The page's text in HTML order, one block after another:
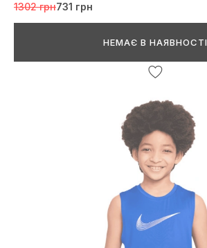
1302 грн731 грн
НЕМАЄ В НАЯВНОСТІ